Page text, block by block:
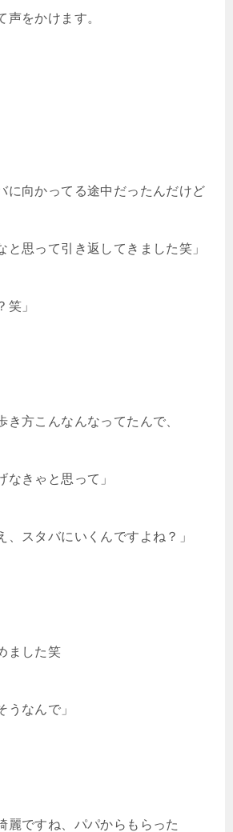
声をかけます。
に向かってる途中だったんだけど
と思って引き返してきました笑」
笑」
き方こんなんなってたんで、
なきゃと思って」
、スタバにいくんですよね？」
ました笑
うなんで」
麗ですね、パパからもらった